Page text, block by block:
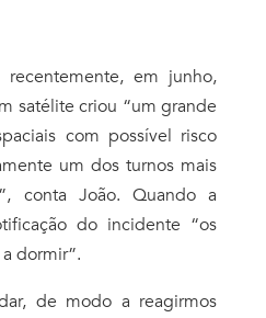
em junho,
satélite criou “um grande
com possível risco
um dos turnos mais
conta João. Quando a
do incidente “os
dormir”.
de modo a reagirmos